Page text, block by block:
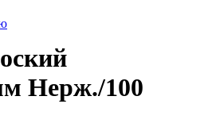
Нерж./100